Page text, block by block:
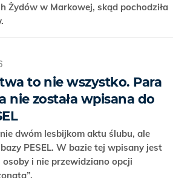
Żydów w Markowej, skąd pochodziła
to nie wszystko. Para
nie została wpisana do
dwóm lesbijkom aktu ślubu, ale
PESEL. W bazie tej wpisany jest
i nie przewidziano opcji